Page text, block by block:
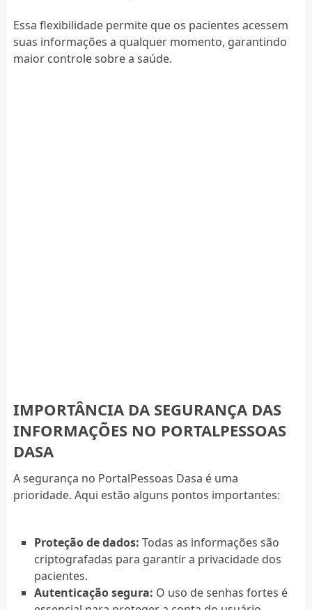
Essa flexibilidade permite que os pacientes acessem
suas informações a qualquer momento, garantindo
maior controle sobre a saúde.
IMPORTÂNCIA DA SEGURANÇA DAS
INFORMAÇÕES NO PORTALPESSOAS
DASA
A segurança no PortalPessoas Dasa é uma
prioridade. Aqui estão alguns pontos importantes:
Proteção de dados: Todas as informações são
criptografadas para garantir a privacidade dos
pacientes.
Autenticação segura: O uso de senhas fortes é